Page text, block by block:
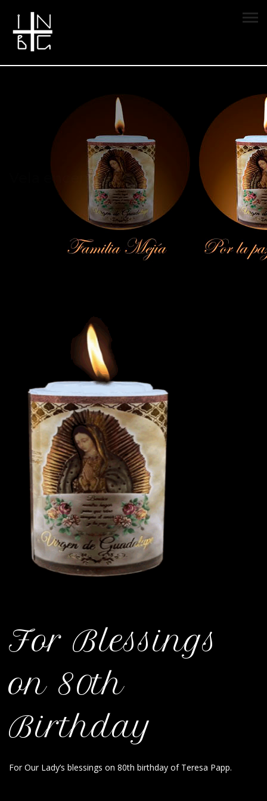
Vela encendida
For Blessings
on 80th
Birthday
For Our Lady’s blessings on 80th birthday of Teresa Papp.